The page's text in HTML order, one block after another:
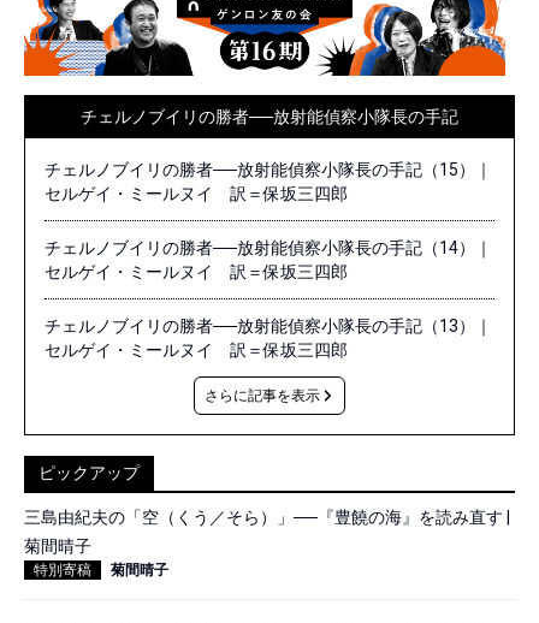
チェルノブイリの勝者──放射能偵察小隊長の手記
チェルノブイリの勝者──放射能偵察小隊長の手記（15）｜
セルゲイ・ミールヌイ 訳＝保坂三四郎
チェルノブイリの勝者──放射能偵察小隊長の手記（14）｜
セルゲイ・ミールヌイ 訳＝保坂三四郎
チェルノブイリの勝者──放射能偵察小隊長の手記（13）｜
セルゲイ・ミールヌイ 訳＝保坂三四郎
さらに記事を表示
ピックアップ
三島由紀夫の「空（くう／そら）」──『豊饒の海』を読み直す |
菊間晴子
特別寄稿 菊間晴子